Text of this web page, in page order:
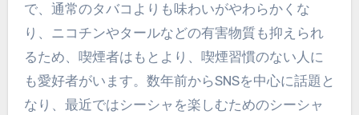
で、通常のタバコよりも味わいがやわらかくな
り、ニコチンやタールなどの有害物質も抑えられ
るため、喫煙者はもとより、喫煙習慣のない人に
も愛好者がいます。数年前からSNSを中心に話題と
なり、最近ではシーシャを楽しむためのシーシャ